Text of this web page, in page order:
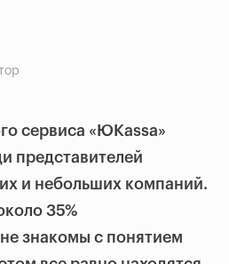
сервиса «ЮКassa»
представителей
и небольших компаний.
35%
знакомы с понятием